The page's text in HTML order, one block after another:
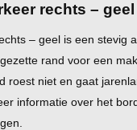
rechts – geel
– geel is een stevig
rand voor een
roest niet en gaat
informatie over het